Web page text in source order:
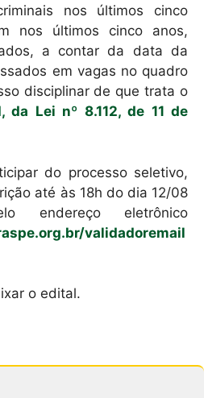
nos últimos cinco
nos últimos cinco anos,
a contar da data da
em vagas no quadro
disciplinar de que trata o
da Lei nº 8.112, de 11 de
do processo seletivo,
até às 18h do dia 12/08
endereço eletrônico
validadoremail
o edital.